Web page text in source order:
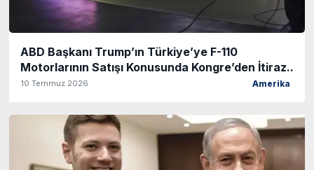
ABD Başkanı Trump’ın Türkiye’ye F-110
Motorlarının Satışı Konusunda Kongre’den İtiraz..
10 Temmuz 2026 Amerika